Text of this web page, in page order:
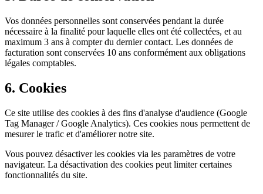
Vos données personnelles sont conservées pendant la durée
nécessaire à la finalité pour laquelle elles ont été collectées, et au
maximum 3 ans à compter du dernier contact. Les données de
facturation sont conservées 10 ans conformément aux obligations
légales comptables.
6. Cookies
Ce site utilise des cookies à des fins d'analyse d'audience (Google
Tag Manager / Google Analytics). Ces cookies nous permettent de
mesurer le trafic et d'améliorer notre site.
Vous pouvez désactiver les cookies via les paramètres de votre
navigateur. La désactivation des cookies peut limiter certaines
fonctionnalités du site.